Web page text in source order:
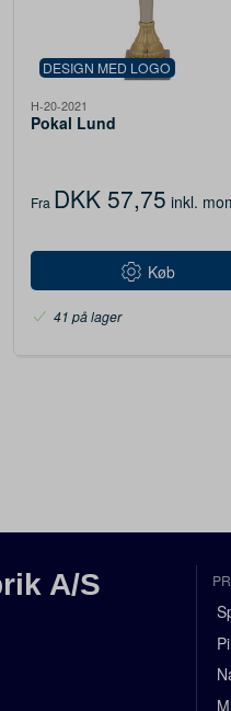
DESIGN MED LOGO
H-20-2021
Pokal Lund
Fra DKK 57,75 inkl.
Køb
41 på lager
A/S